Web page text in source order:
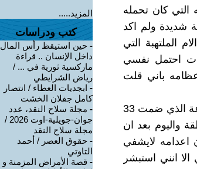
التي كان تحمله
شديدة ولم اكد
الملتهبة التي
احتمل نفسي
باني قلت
، الا انهم ابوا ذلك بقولهم سنرده اليك بعددقائق ! ابني احد المجموعة الذي ضمت 33
واليوم بعد ان
اعدامه لايشفي
انني استبشر
المزيد.....
كتب ودراسات
- حين استيقظ رأس المال
داخل الإنسان .. قراءة
ماركسية ثورية في ... /
رياض الشرايطي
- ابجديات العطاء / انتصار
كامل جفلان الخشت
- مجلة سلاح النقد، عدد
جوان-جويلية-اوت 2026 /
مجلة سلاح النقد
- حقوق العصر / أحمد
التاوتي
- قصة الأمراض المزمنة و